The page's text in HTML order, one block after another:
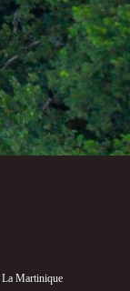
La Martinique